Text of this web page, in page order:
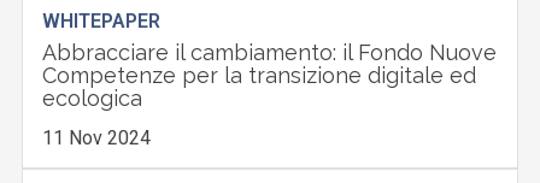
WHITEPAPER
Abbracciare il cambiamento: il Fondo Nuove
Competenze per la transizione digitale ed
ecologica
11 Nov 2024